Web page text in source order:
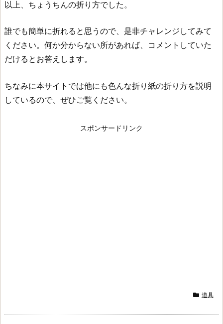
以上、ちょうちんの折り方でした。
誰でも簡単に折れると思うので、是非チャレンジしてみて
ください。何か分からない所があれば、コメントしていた
だけるとお答えします。
ちなみに本サイトでは他にも色んな折り紙の折り方を説明
しているので、ぜひご覧ください。
スポンサードリンク
道具